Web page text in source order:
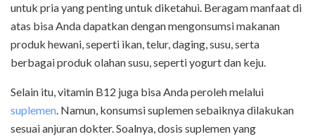
untuk pria yang penting untuk diketahui. Beragam manfaat di
atas bisa Anda dapatkan dengan mengonsumsi makanan
produk hewani, seperti ikan, telur, daging, susu, serta
berbagai produk olahan susu, seperti yogurt dan keju.
Selain itu, vitamin B12 juga bisa Anda peroleh melalui
suplemen. Namun, konsumsi suplemen sebaiknya dilakukan
sesuai anjuran dokter. Soalnya, dosis suplemen yang